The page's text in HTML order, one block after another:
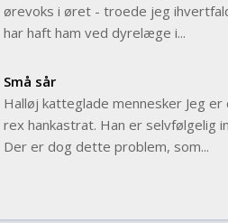
ørevoks i øret - troede jeg
har haft ham ved dyrelæge i...
Små sår
Halløj katteglade mennesker Jeg
rex hankastrat. Han er selvfølgelig
Der er dog dette problem, som...